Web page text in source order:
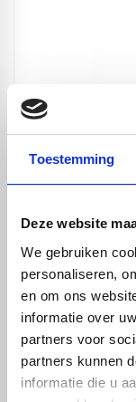
Toestemming
Deze website
We gebruiken
personaliseren,
en om ons
informatie over
partners voor
partners kunnen
informatie die u